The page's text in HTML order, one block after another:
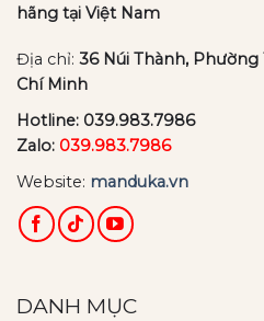
hãng tại Việt Nam
Địa chỉ: 36 Núi Thành, Phường
Chí Minh
Hotline: 039.983.7986
Zalo: 039.983.7986
Website: manduka.vn
DANH MỤC